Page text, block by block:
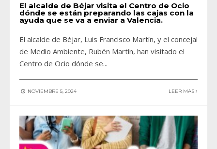
El alcalde de Béjar visita el Centro de Ocio
dónde se están preparando las cajas con la
ayuda que se va a enviar a Valencia.
El alcalde de Béjar, Luis Francisco Martín, y el concejal
de Medio Ambiente, Rubén Martín, han visitado el
Centro de Ocio dónde se...
NOVIEMBRE 5, 2024 LEER MAS